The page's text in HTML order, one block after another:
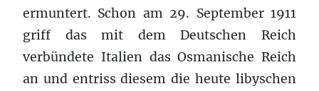
ermuntert. Schon am 29. September 1911
griff das mit dem Deutschen Reich
verbündete Italien das Osmanische Reich
an und entriss diesem die heute libyschen